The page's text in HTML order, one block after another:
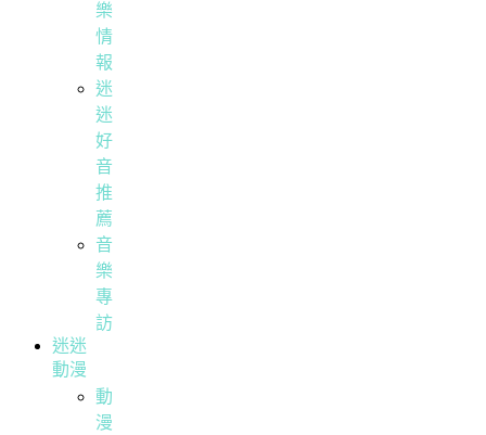
樂
情
報
迷
迷
好
音
推
薦
音
樂
專
訪
迷迷
動漫
動
漫